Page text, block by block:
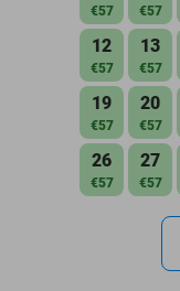
€57 €57
12
€57
13
€57
19
€57
20
€57
26
€57
27
€57